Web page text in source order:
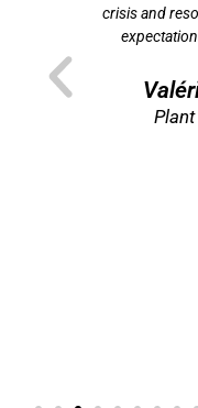
crisis and